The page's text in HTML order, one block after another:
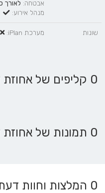
אבטחה: לאורך
מנהל אירוע:
שונות מערכת iPlan:
0 קליפים של אחוזת דניאל
0 תמונות של אחוזת דניאל
0 המלצות וחוות